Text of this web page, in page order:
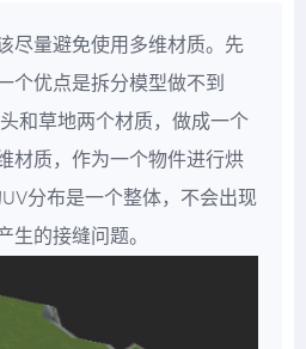
尽量避免使用多维材质。先
个优点是拆分模型做不到
和草地两个材质，做成一个
材质，作为一个物件进行烘
分布是一个整体，不会出现
生的接缝问题。